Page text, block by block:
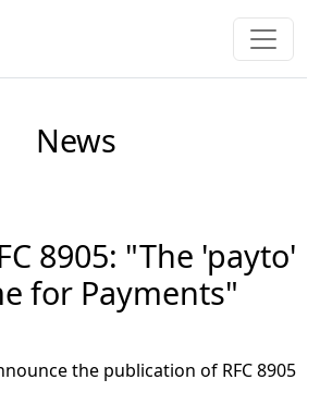
News
8905: "The 'payto'
for Payments"
the publication of RFC 8905